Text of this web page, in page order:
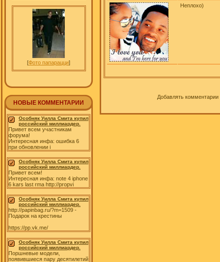
[Фото папарацци]
НОВЫЕ КОММЕНТАРИИ
Особняк Уилла Смита купил
российский миллиардер.
Привет всем участникам
форума!
Интересная инфа: ошибка 6
при обновлении i
Особняк Уилла Смита купил
российский миллиардер.
Привет всем!
Интересная инфа: note 4 iphone
6 kars last rma http://propvi
Особняк Уилла Смита купил
российский миллиардер.
http://papinbag.ru/?m=1509 -
Подарок на крестины
https://pp.vk.me/
Особняк Уилла Смита купил
российский миллиардер.
Поршневые модели,
появившиеся пару десятилетий
Неплохо)
Добавлять комментарии